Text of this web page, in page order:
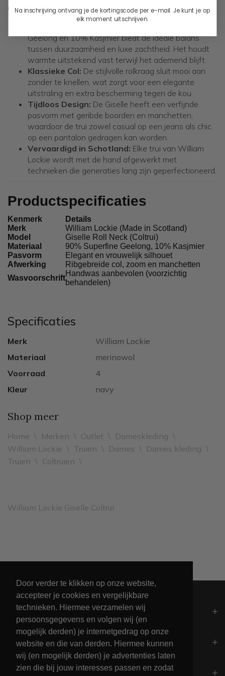
Door verder te klikken op onze website,
accepteer je cookies en vergelijkbare
technieken. Hiermee verzamelen wij
persoonsgegevens en volgen wij (en
mogelijk derden) je internetgedrag op onze
website en die van derden. Hiermee kunnen
wij (en mogelijk derden) je advertenties laten
zien die bij jouw interesses passen en zodat
een favoriet is:
Geelong en 10% Kasjmier biedt de ideale balans
tussen duurzaamheid en luxe zachtheid. Het houdt
warmte uitstekend vast terwijl het ademend blijft.
Klassieke Col: De stijlvolle rolkraag sluit mooi aan
zonder te knellen, wat zorgt voor een elegante
uitstraling en extra bescherming tegen de kou.
Tijdloos Design: De Giselle heeft een verfijnde
pasvorm met geribde boorden en manchetten,
waardoor de trui zowel casual op een jeans als chic
op een pantalon gedragen kan worden.
Vervaardigd in Schotland: Elke trui van William
Lockie wordt met de hand afgewerkt met
technieken die generaties lang zijn geperfectioneerd.
Productspecificaties
Kenmerk
Details
Merk
William Lockie (Made in Scotland)
Model
Giselle Roll Neck (Coltrui)
Materiaal
90% Superfine Geelong, 10% Kasjmier
Pasvorm
Elegant en vrouwelijk silhouet
Afwerking
Ribgebreide col, zoom en manchetten
Wasvoorschrift
Handwas aanbevolen (voorzichtig
behandelen)
Specificaties
Merk
William Lockie
Materiaal
merinowol
Voorraad
4
Kleur
navy
Shop meer
Home \ Merken \ Outlet \ Dameskleding \
William Lockie \ Truien \ Dames \ Dames kleding \
Truien \ Coltruien \
William Lockie Giselle Coltrui
Algemeen
Contact
Openingstijden
Na inschrijving ontvang je de kortingscode per e-mail. Je kunt je op
elk moment uitschrijven.